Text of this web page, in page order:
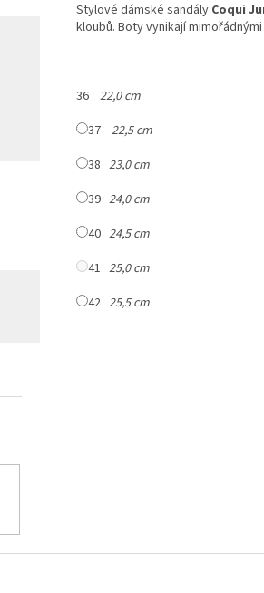
Stylové dámské sandály Coqui
kloubů. Boty vynikají
36 22,0 cm
37 22,5 cm
38 23,0 cm
39 24,0 cm
40 24,5 cm
41 25,0 cm
42 25,5 cm